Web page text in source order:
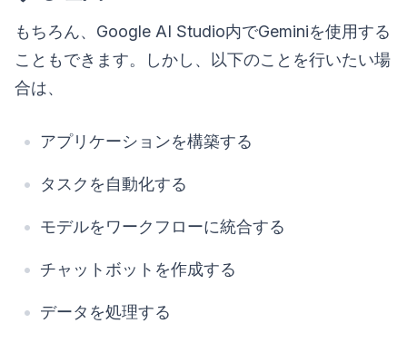
もちろん、Google AI Studio内でGeminiを使用する
こともできます。しかし、以下のことを行いたい場
合は、
アプリケーションを構築する
タスクを自動化する
モデルをワークフローに統合する
チャットボットを作成する
データを処理する